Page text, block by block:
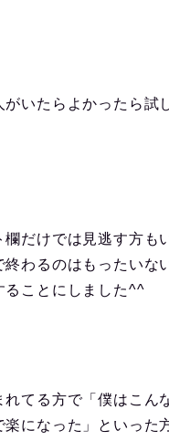
がいたらよかったら試
欄だけでは見逃す方も
終わるのはもったいな
ることにしました^^
れてる方で「僕はこん
楽になった」といった